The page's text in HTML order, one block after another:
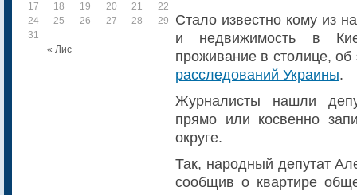
« Лис
17
18 19 20 21 22
24
25 26 27 28 29
30
31
Стало известно кому из
и недвижимость в
проживание в столице,
расследований Украины.
Журналисты нашли
прямо или косвенно
округе.
Так, народный депутат
сообщив о квартире